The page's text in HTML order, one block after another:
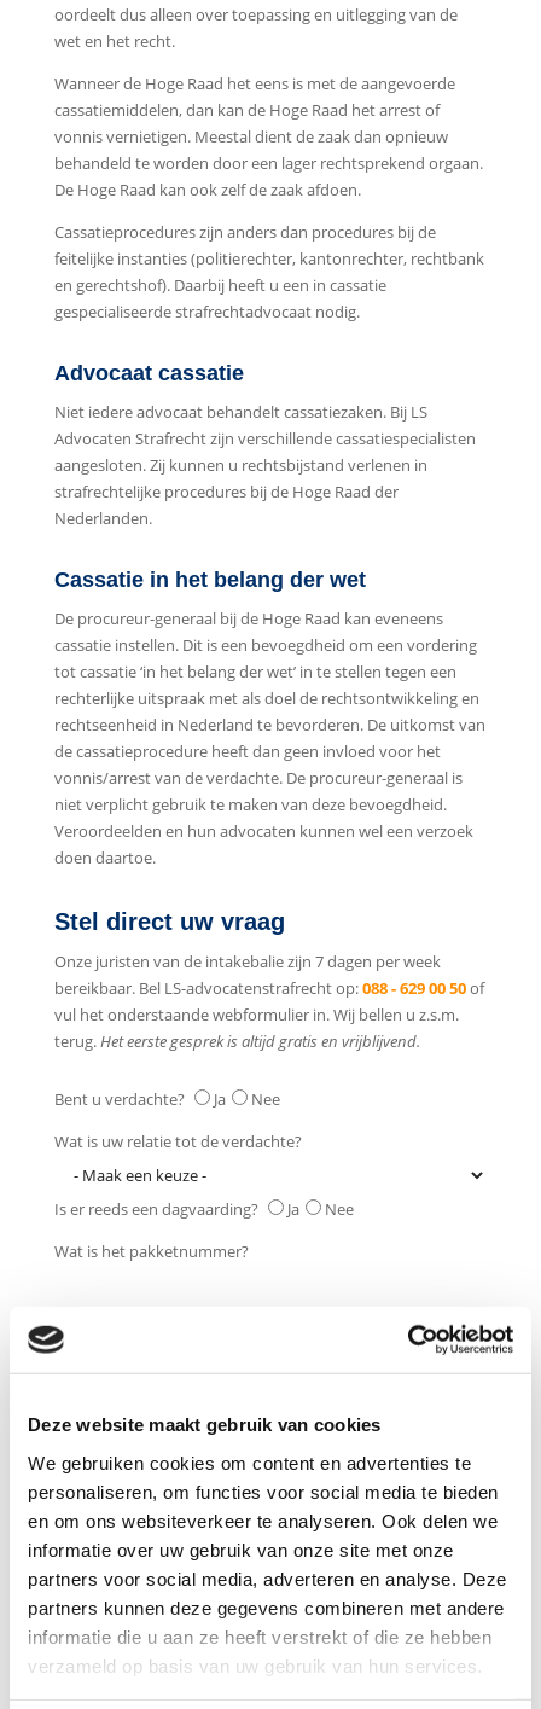
Deze website maakt gebruik van cookies
We gebruiken cookies om content en advertenties te
personaliseren, om functies voor social media te bieden
en om ons websiteverkeer te analyseren. Ook delen we
informatie over uw gebruik van onze site met onze
partners voor social media, adverteren en analyse. Deze
partners kunnen deze gegevens combineren met andere
informatie die u aan ze heeft verstrekt of die ze hebben
verzameld op basis van uw gebruik van hun services.
oordeelt dus alleen over toepassing en uitlegging van de
wet en het recht.
Wanneer de Hoge Raad het eens is met de aangevoerde
cassatiemiddelen, dan kan de Hoge Raad het arrest of
vonnis vernietigen. Meestal dient de zaak dan opnieuw
behandeld te worden door een lager rechtsprekend orgaan.
De Hoge Raad kan ook zelf de zaak afdoen.
Cassatieprocedures zijn anders dan procedures bij de
feitelijke instanties (politierechter, kantonrechter, rechtbank
en gerechtshof). Daarbij heeft u een in cassatie
gespecialiseerde strafrechtadvocaat nodig.
Advocaat cassatie
Niet iedere advocaat behandelt cassatiezaken. Bij LS
Advocaten Strafrecht zijn verschillende cassatiespecialisten
aangesloten. Zij kunnen u rechtsbijstand verlenen in
strafrechtelijke procedures bij de Hoge Raad der
Nederlanden.
Cassatie in het belang der wet
De procureur-generaal bij de Hoge Raad kan eveneens
cassatie instellen. Dit is een bevoegdheid om een vordering
tot cassatie ‘in het belang der wet’ in te stellen tegen een
rechterlijke uitspraak met als doel de rechtsontwikkeling en
rechtseenheid in Nederland te bevorderen. De uitkomst van
de cassatieprocedure heeft dan geen invloed voor het
vonnis/arrest van de verdachte. De procureur-generaal is
niet verplicht gebruik te maken van deze bevoegdheid.
Veroordeelden en hun advocaten kunnen wel een verzoek
doen daartoe.
Stel direct uw vraag
Onze juristen van de intakebalie zijn 7 dagen per week
bereikbaar. Bel LS-advocatenstrafrecht op:088 - 629 00 50of
vul het onderstaande webformulier in. Wij bellen u z.s.m.
terug.Het eerste gesprek is altijd gratis en vrijblijvend.
Bent u verdachte? Ja
Nee
Wat is uw relatie tot de verdachte?
Is er reeds een dagvaarding? Ja
Nee
Wat is het pakketnummer?
Waar moet u of de verdachte verschijnen?
Wanneer moet u of de verdachte verschijnen?
Tijd?
Van welk strafbaar feit wordt u of de verdachte verdacht?